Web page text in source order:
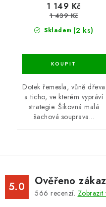
Skladem (2 ks)
1 149 Kč
1 439 Kč
Dotek řemesla, vůně dřeva
a ticho, ve kterém vypráví
strategie. Šikovná malá
šachová souprava...
5.0 Ověřeno
566 recenzí. Zobrazit